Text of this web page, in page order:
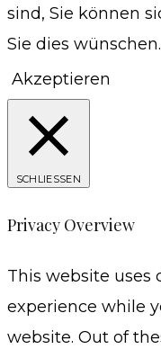
sind, Sie können
Sie dies wünschen.
Akzeptieren
SCHLIESSEN
Privacy Overview
This website uses
experience while
website. Out of